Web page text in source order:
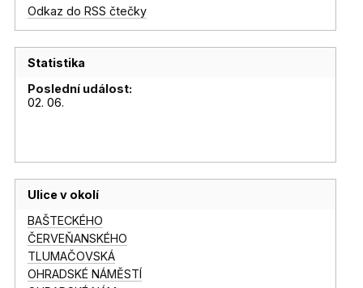
Odkaz do RSS čtečky
Statistika
Poslední událost:
02. 06.
Ulice v okolí
BAŠTECKÉHO
ČERVEŇANSKÉHO
TLUMAČOVSKÁ
OHRADSKÉ NÁMĚSTÍ